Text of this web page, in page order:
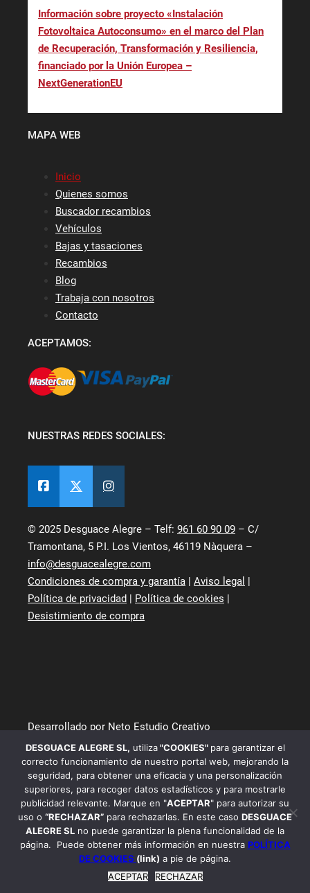
Información sobre proyecto «Instalación
Fotovoltaica Autoconsumo» en el marco del Plan
de Recuperación, Transformación y Resiliencia,
financiado por la Unión Europea –
NextGenerationEU
MAPA WEB
Inicio
Quienes somos
Buscador recambios
Vehículos
Bajas y tasaciones
Recambios
Blog
Trabaja con nosotros
Contacto
ACEPTAMOS:
NUESTRAS REDES SOCIALES:
© 2025 Desguace Alegre – Telf: 961 60 90 09 – C/
Tramontana, 5 P.I. Los Vientos, 46119 Nàquera –
info@desguacealegre.com
Condiciones de compra y garantía | Aviso legal |
Política de privacidad | Política de cookies |
Desistimiento de compra
Desarrollado por Neto Estudio Creativo
DESGUACE ALEGRE SL, utiliza"COOKIES" para garantizar el
correcto funcionamiento de nuestro portal web, mejorando la
seguridad, para obtener una eficacia y una personalización
superiores, para recoger datos estadísticos y para mostrarle
publicidad relevante. Marque en "ACEPTAR" para autorizar su
uso o “RECHAZAR” para rechazarlas. En este caso DESGUACE
ALEGRE SL no puede garantizar la plena funcionalidad de la
página. Puede obtener más información en nuestra POLÍTICA
DE COOKIES (link) a pie de página.
ACEPTAR
RECHAZAR